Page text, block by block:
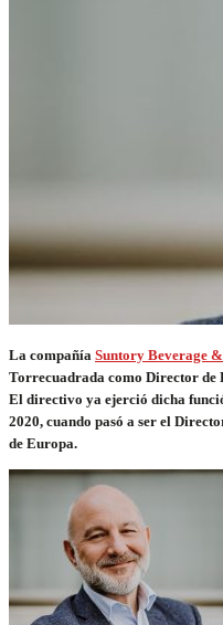
La compañía Suntory Beverage
Torrecuadrada como Director de
El directivo ya ejerció dicha
2020, cuando pasó a ser el D
de Europa.